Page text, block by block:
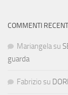
COMMENTI
Mariangela su
guarda
Fabrizio su